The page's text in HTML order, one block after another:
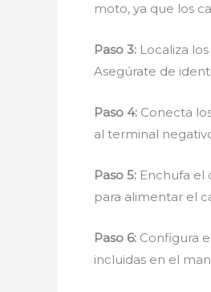
moto, ya que los
Paso 3: Localiza
Asegúrate de
Paso 4: Conecta
al terminal
Paso 5: Enchufa el
para alimentar el
Paso 6: Configura
incluidas en el